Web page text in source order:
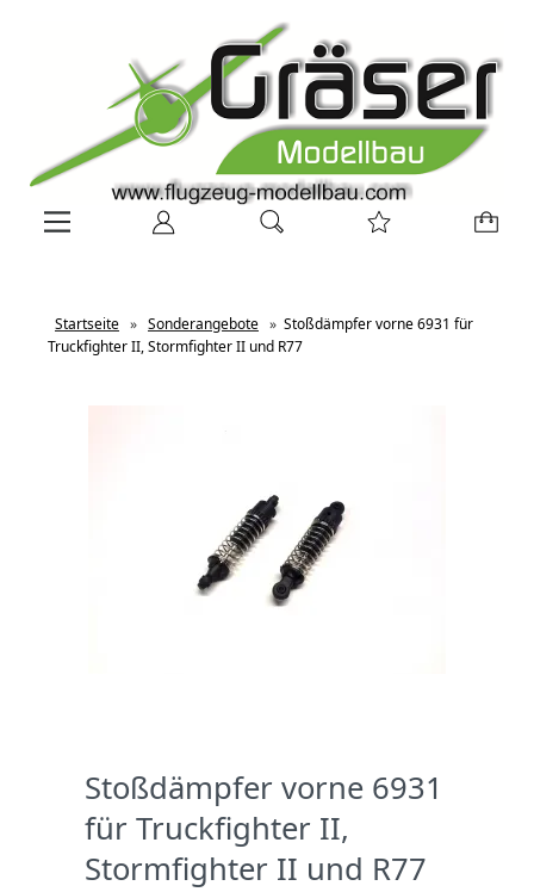
Startseite » Sonderangebote » Stoßdämpfer vorne 6931 für
Truckfighter II, Stormfighter II und R77
Stoßdämpfer vorne 6931
für Truckfighter II,
Stormfighter II und R77